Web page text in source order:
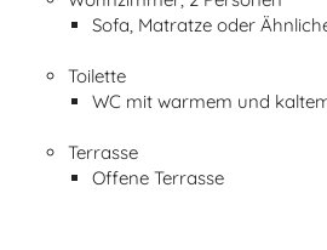
Sofa, Matratze oder
Toilette
WC mit warmem und
Terrasse
Offene Terrasse